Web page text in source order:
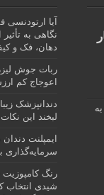
آیا ارتودنسی
نگاهی به
دهان، فک و
ربات جوش
اعوجاج کم
دندانپزشک
لبخند این نکات
ایمپلنت
سرمایه‌گذاری
رنگ
شیدی انتخاب